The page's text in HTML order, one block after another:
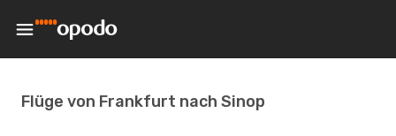
Flüge von Frankfurt nach Sinop